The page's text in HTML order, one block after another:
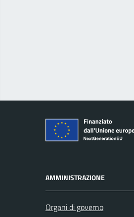
AMMINISTRAZIONE
Organi di governo